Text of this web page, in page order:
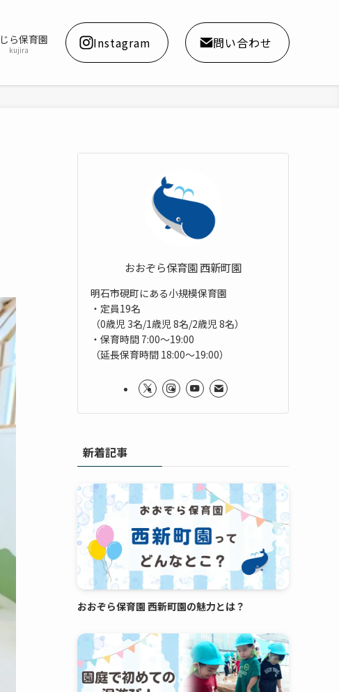
ら保育園
kujira Instagram 問い合わせ
おおぞら保育園 西新町園
明石市硯町にある小規模保育園
・定員19名
（0歳児 3名/1歳児 8名/2歳児 8名）
・保育時間 7:00～19:00
（延長保育時間 18:00～19:00）
新着記事
おおぞら保育園 西新町園の魅力とは？